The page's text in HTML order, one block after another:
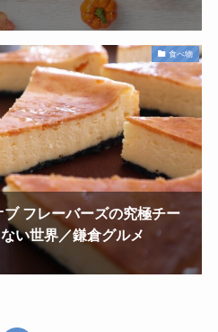
食べ物
フレーバーズの究極チー
い世界／鎌倉グルメ